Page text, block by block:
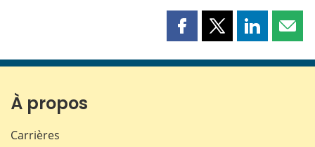
Partager
page
Partager
page
Partager
page page
À propos
Carrières